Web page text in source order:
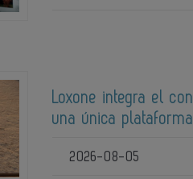
Loxone integra el
una única plataforma
2026-08-05